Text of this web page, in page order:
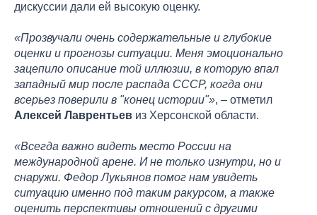
дискуссии дали ей высокую оценку.
«Прозвучали очень содержательные и глубокие
оценки и прогнозы ситуации. Меня эмоционально
зацепило описание той иллюзии, в которую впал
западный мир после распада СССР, когда они
всерьез поверили в "конец истории"», – отметил
Алексей Лаврентьев из Херсонской области.
«Всегда важно видеть место России на
международной арене. И не только изнутри, но и
снаружи. Федор Лукьянов помог нам увидеть
ситуацию именно под таким ракурсом, а также
оценить перспективы отношений с другими